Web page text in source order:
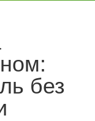
без